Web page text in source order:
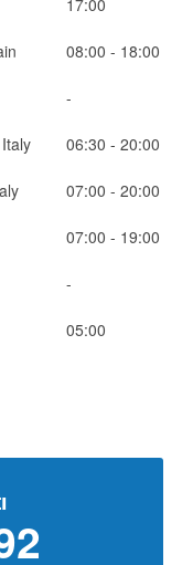
Bölgeler
17:00
08:00 - 18:00
-
06:30 - 20:00
07:00 - 20:00
07:00 - 19:00
-
05:00